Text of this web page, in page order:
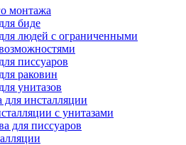
монтажа
биде
людей с ограниченными
писсуаров
раковин
унитазов
инсталляции
с унитазами
для писсуаров